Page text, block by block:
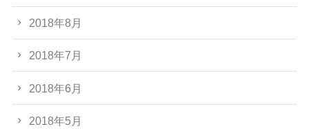
2018年8月
2018年7月
2018年6月
2018年5月